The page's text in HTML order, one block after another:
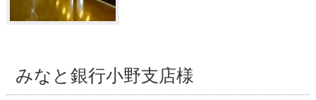
みなと銀行小野支店様